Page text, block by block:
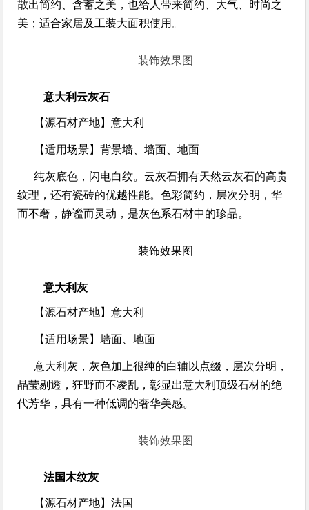
散出简约、含蓄之美，也给人带来简约、大气、时尚之
美；适合家居及工装大面积使用。
装饰效果图
意大利云灰石
【源石材产地】意大利
【适用场景】背景墙、墙面、地面
纯灰底色，闪电白纹。云灰石拥有天然云灰石的高贵
纹理，还有瓷砖的优越性能。色彩简约，层次分明，华
而不奢，静谧而灵动，是灰色系石材中的珍品。
装饰效果图
意大利灰
【源石材产地】意大利
【适用场景】墙面、地面
意大利灰，灰色加上很纯的白辅以点缀，层次分明，
晶莹剔透，狂野而不凌乱，彰显出意大利顶级石材的绝
代芳华，具有一种低调的奢华美感。
装饰效果图
法国木纹灰
【源石材产地】法国